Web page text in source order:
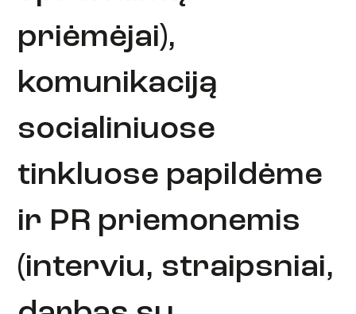
priėmėjai),
komunikaciją
socialiniuose
tinkluose papildėme
ir PR priemonemis
(interviu, straipsniai,